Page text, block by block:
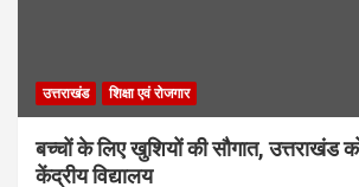
उत्तराखंड शिक्षा एवं रोजगार
बच्चों के लिए खुशियों की सौगात, उत्तराखंड
केंद्रीय विद्यालय